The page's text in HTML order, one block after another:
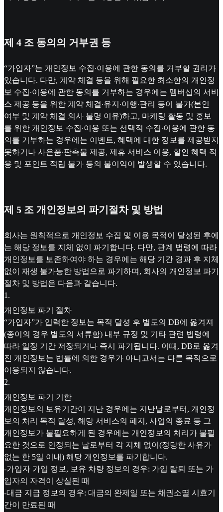
제 4 조 동의의 거부권 등
“가입자”는 개인정보 수집∙이용에 관한 동의를 거부할 권리가
있습니다. 다만, 계약 체결 등을 위해 필요한 최소한의 개인정
보 수집∙이용에 관한 동의를 거부하는 경우에는 멤버십의 서비
스 제공 등을 위한 계약 체결∙유지∙이행∙관리 등이 불가(본인
여부 및 계약 체결 의사 불명 이유)하고, 마케팅 활동 및 홍보
를 위한 개인정보 수집∙이용 또는 선택적 수집∙이용에 관한 동
의를 거부하는 경우에는 이벤트, 혜택에 대한 정보를 제공받지
못하거나 사은품∙판촉물 제공, 제휴 서비스 이용, 할인 혜택 적
용 및 포인트 적립 불가 등의 불이익이 발생할 수 있습니다.
제 5 조 개인정보의 파기절차 및 방법
회사는 원칙적으로 개인정보 수집 및 이용 목적이 달성된 후에
는 해당 정보를 지체 없이 파기합니다. 다만, 관계 법령에 따라
개인정보를 보존하여야 하는 경우에는 해당 기간 경과 후 지체
없이 재생 불가능한 방법으로 파기하며, 회사의 개인정보 파기
절차 및 방법은 다음과 같습니다.
1 .
개인정보 파기 절차
“가입자”가 입력한 정보는 목적 달성 후 별도의 DB에 옮겨져
(종이의 경우 별도의 서류함) 내부 규정 및 기타 관련 법령에
따라 일정 기간 저장되거나 즉시 파기됩니다. 이때, DB로 옮겨
진 개인정보는 법률에 의한 경우가 아니고서는 다른 목적으로
이용되지 않습니다.
2.
개인정보 파기 기한
개인정보의 보유기간이 지난 경우에는 지난날로부터, 개인정
보의 처리 목적 달성, 해당 서비스의 폐지, 사업의 종료 등 그
개인정보가 불필요하게 된 경우에는 개인정보의 처리가 불필
요한 것으로 인정되는 날로부터 각 지체 없이(정당한 사유가
없는 한 5일 이내) 해당 개인정보를 파기합니다.
-가입자 가입 정보, 보유 차량 정보의 경우: 가입 탈퇴 또는 가
입자의 자격이 상실된 때
-대금 지급 정보의 경우: 대금의 완제일 또는 채권소멸 시효기
간이 만료된 때